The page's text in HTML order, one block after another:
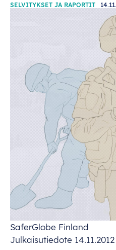
SELVITYKSET JA RAPORTIT
SaferGlobe Finland
Julkaisutiedote 14.11.2012